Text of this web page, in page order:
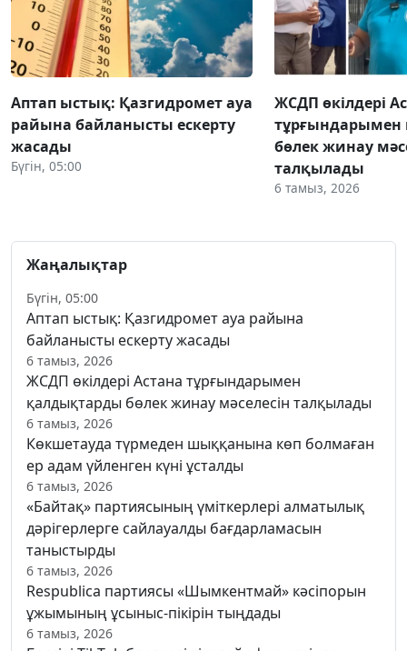
Аптап ыстық: Қазгидромет ауа
райына байланысты ескерту
жасады
Бүгін, 05:00
ЖСДП өкілдері
бөлек жинау
талқылады
6 тамыз, 2026
Жаңалықтар
Бүгін, 05:00
Аптап ыстық: Қазгидромет ауа райына
байланысты ескерту жасады
6 тамыз, 2026
ЖСДП өкілдері Астана тұрғындарымен
қалдықтарды бөлек жинау мәселесін талқылады
6 тамыз, 2026
Көкшетауда түрмеден шыққанына көп болмаған
ер адам үйленген күні ұсталды
6 тамыз, 2026
«Байтақ» партиясының үміткерлері алматылық
дәрігерлерге сайлауалды бағдарламасын
таныстырды
6 тамыз, 2026
Respublica партиясы «Шымкентмай» кәсіпорын
ұжымының ұсыныс-пікірін тыңдады
6 тамыз, 2026